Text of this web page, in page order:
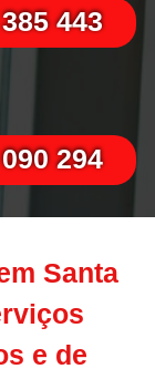
443
294
Santa
e de